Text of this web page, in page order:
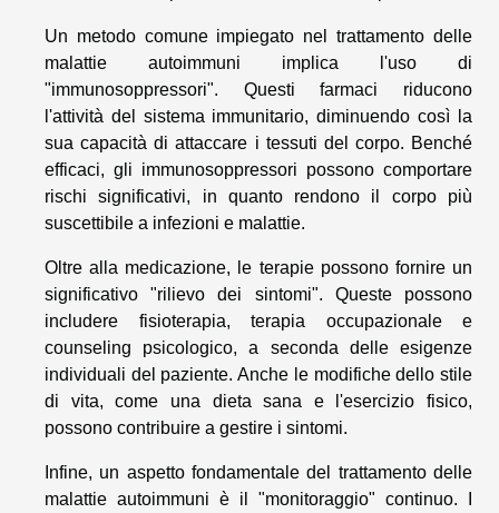
Un metodo comune impiegato nel trattamento delle
malattie autoimmuni implica l'uso di
"immunosoppressori". Questi farmaci riducono
l'attività del sistema immunitario, diminuendo così la
sua capacità di attaccare i tessuti del corpo. Benché
efficaci, gli immunosoppressori possono comportare
rischi significativi, in quanto rendono il corpo più
suscettibile a infezioni e malattie.
Oltre alla medicazione, le terapie possono fornire un
significativo "rilievo dei sintomi". Queste possono
includere fisioterapia, terapia occupazionale e
counseling psicologico, a seconda delle esigenze
individuali del paziente. Anche le modifiche dello stile
di vita, come una dieta sana e l'esercizio fisico,
possono contribuire a gestire i sintomi.
Infine, un aspetto fondamentale del trattamento delle
malattie autoimmuni è il "monitoraggio" continuo. I